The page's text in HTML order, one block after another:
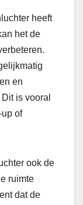
heeft
het de
en
is vooral
of
ook de
ruimte
dat de